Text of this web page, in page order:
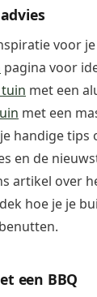
voor
pagina voor
met een
met een
handige tips
en de
artikel over
hoe je je
een BBQ